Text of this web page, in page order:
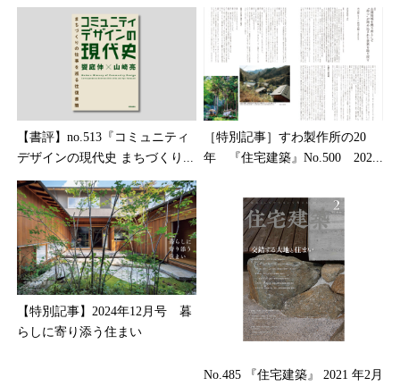
【書評】no.513『コミュニティ
デザインの現代史 まちづくり...
［特別記事］すわ製作所の20
年 『住宅建築』No.500 202...
【特別記事】2024年12月号 暮
らしに寄り添う住まい
No.485 『住宅建築』 2021 年2月